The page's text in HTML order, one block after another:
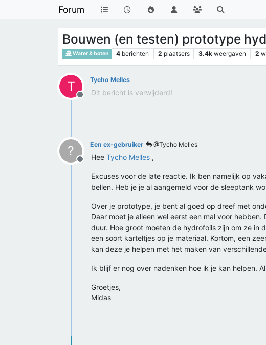
Forum
Bouwen (en testen) prototype
Water & boten 4 berichten 2 plaatsers 3.4k weergaven 2
T
Offline
Tycho Melles
Dit bericht is verwijderd!
?
Offline
Een ex-gebruiker @Tycho Melles
Hee Tycho Melles ,
Excuses voor de late reactie. Ik ben namelijk op
bellen. Heb je je al aangemeld voor de sleeptank
Over je prototype, je bent al goed op dreef met
Daar moet je alleen wel eerst een mal voor
duur. Hoe groot moeten de hydrofoils zijn om ze in
een soort karteltjes op je materiaal. Kortom, een
kan deze je helpen met het maken van
Ik blijf er nog over nadenken hoe ik je kan helpen.
Groetjes,
Midas